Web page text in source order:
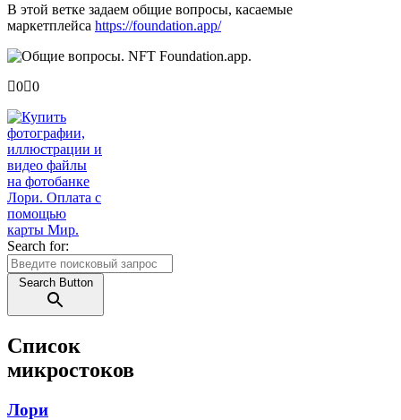
В этой ветке задаем общие вопросы, касаемые
маркетплейса https://foundation.app/
Голосуйте
палец
вниз.
0 Голосуйте
палец
вверх.
0
Search for:
Search Button
Список
микростоков
Лори